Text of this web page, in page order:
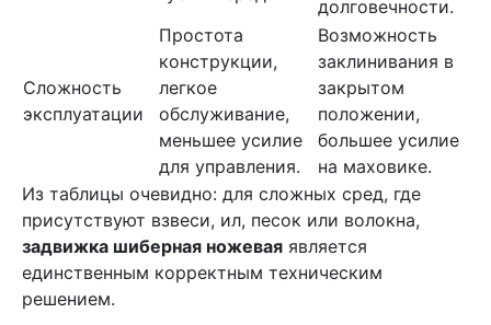
долговечности.
Сложность
эксплуатации
Простота
конструкции,
легкое
обслуживание,
меньшее усилие
для управления.
Возможность
заклинивания в
закрытом
положении,
большее усилие
на маховике.
Из таблицы очевидно: для сложных сред, где
присутствуют взвеси, ил, песок или волокна,
задвижка шиберная ножевая является
единственным корректным техническим
решением.